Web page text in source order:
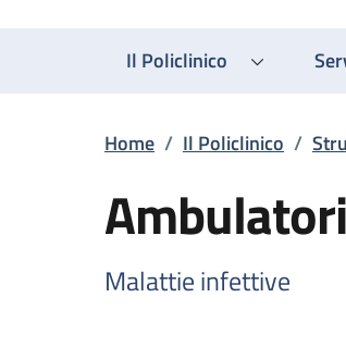
Il Policlinico
Briciole di
Home / Il Policlinico /
Malattie infettive